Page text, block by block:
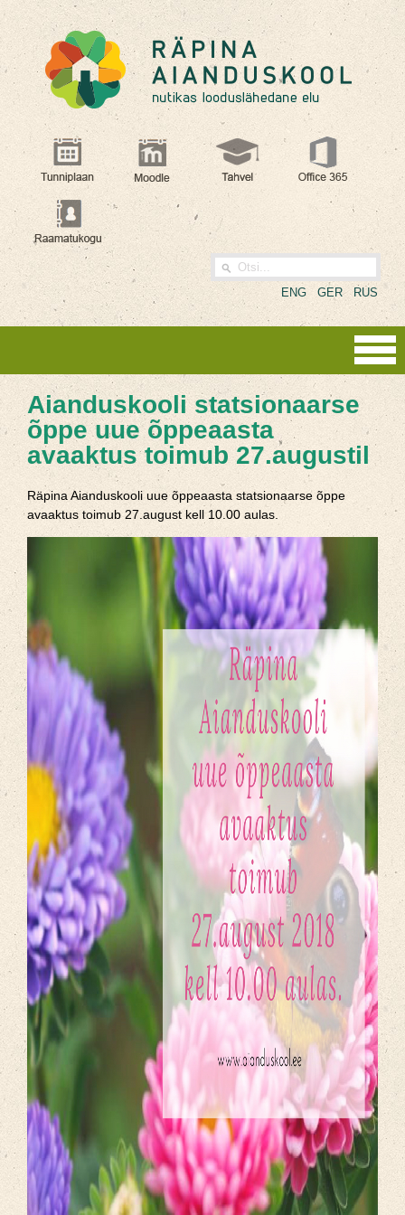
ENG GER RUS
Aianduskooli statsionaarse
õppe uue õppeaasta
avaaktus toimub 27.augustil
Räpina Aianduskooli uue õppeaasta statsionaarse õppe
avaaktus toimub 27.august kell 10.00 aulas.